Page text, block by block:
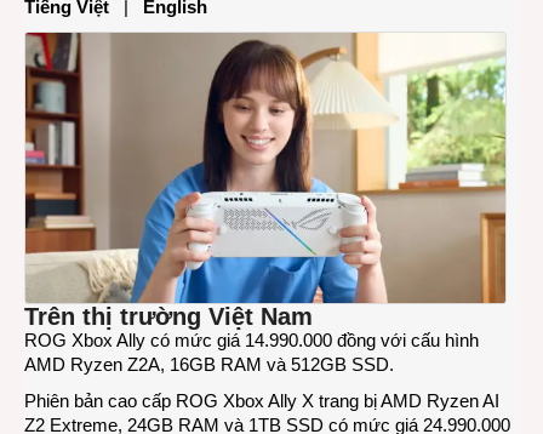
Tiếng Việt
| English
Trên thị trường Việt Nam
ROG Xbox Ally có mức giá 14.990.000 đồng với cấu hình
AMD Ryzen Z2A, 16GB RAM và 512GB SSD.
Phiên bản cao cấp ROG Xbox Ally X trang bị AMD Ryzen AI
Z2 Extreme, 24GB RAM và 1TB SSD có mức giá 24.990.000